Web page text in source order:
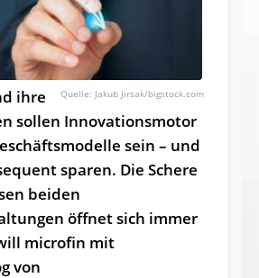
Jakub Jirsak/bigstock.com
ihre
sollen Inno­vations­motor
sein – und
sparen. Die Schere
beiden
öffnet sich immer
microfin mit
von